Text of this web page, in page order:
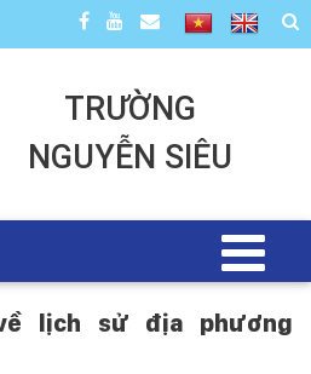
TRƯỜNG
NGUYỄN SIÊU
lịch sử địa phương